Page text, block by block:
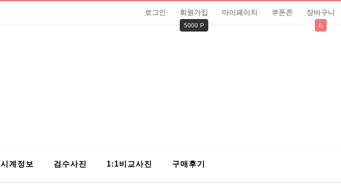
로그인 회원가입
5000 P
마이페이지 쿠폰존 장바구니
0
시계정보 검수사진 1:1비교사진 구매후기